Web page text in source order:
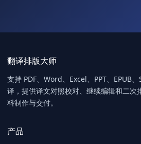
翻译排版大师
支持 PDF、Word、Excel、PPT、EPUB
译，提供译文对照校对、继续编辑和二次
料制作与交付。
产品